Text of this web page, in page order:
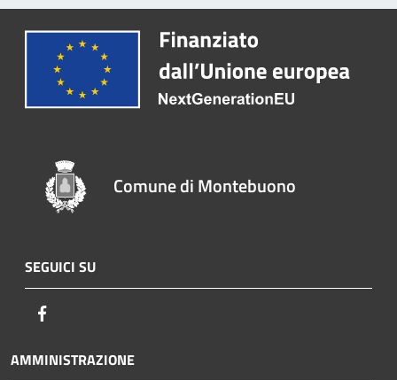
Comune di Montebuono
SEGUICI SU
AMMINISTRAZIONE